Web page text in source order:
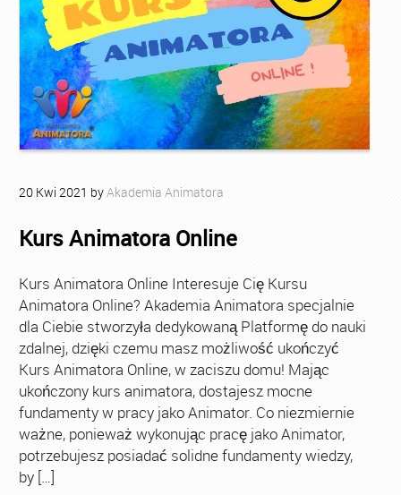
20 Kwi 2021 byAkademia Animatora
Kurs Animatora Online
Kurs Animatora Online Interesuje Cię Kursu
Animatora Online? Akademia Animatora specjalnie
dla Ciebie stworzyła dedykowaną Platformę do nauki
zdalnej, dzięki czemu masz możliwość ukończyć
Kurs Animatora Online, w zaciszu domu! Mając
ukończony kurs animatora, dostajesz mocne
fundamenty w pracy jako Animator. Co niezmiernie
ważne, ponieważ wykonując pracę jako Animator,
potrzebujesz posiadać solidne fundamenty wiedzy,
by […]